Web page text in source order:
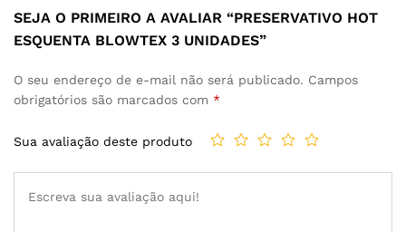
SEJA O PRIMEIRO A AVALIAR “PRESERVATIVO HOT
ESQUENTA BLOWTEX 3 UNIDADES”
O seu endereço de e-mail não será publicado. Campos
obrigatórios são marcados com *
Sua avaliação deste produto